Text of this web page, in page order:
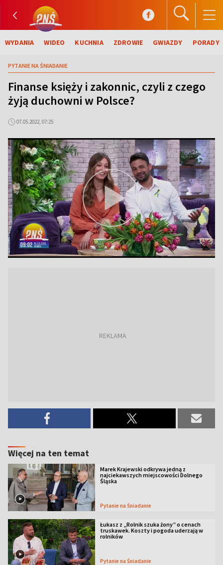
WYDANIA WIDEO KUCHNIA ZDROWIE GWIAZDY PORADY
PYTANIE NA ŚNIADANIE
Finanse księży i zakonnic, czyli z czego
żyją duchowni w Polsce?
07.05.2022, 07:25
Więcej na ten temat
Marek Krajewski odkrywa jedną z
najciekawszych miejscowości Dolnego
Śląska
Pytanie na Śniadanie
Łukasz z „Rolnik szuka żony” o cenach
truskawek. Koszty i pogoda uderzają w
rolników
Pytanie na Śniadanie